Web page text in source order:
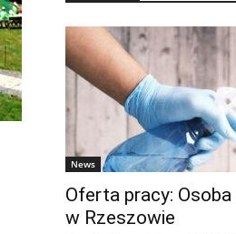
News
Oferta pracy:
w Rzeszowie